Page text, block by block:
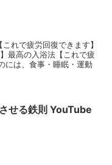
れで疲労回復できます】
最高の入浴法【これで疲
には、食事・睡眠・運動
せる鉄則 YouTube